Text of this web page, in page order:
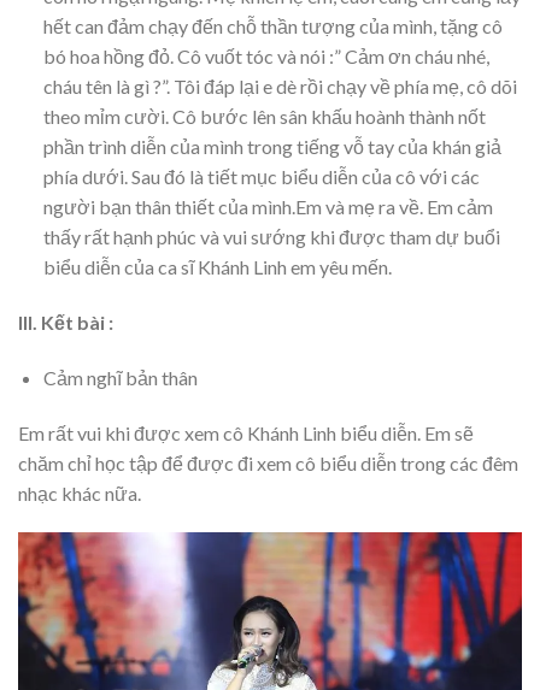
hết can đảm chạy đến chỗ thần tượng của mình, tặng cô
bó hoa hồng đỏ. Cô vuốt tóc và nói :” Cảm ơn cháu nhé,
cháu tên là gì ?”. Tôi đáp lại e dè rồi chạy về phía mẹ, cô dõi
theo mỉm cười. Cô bước lên sân khấu hoành thành nốt
phần trình diễn của mình trong tiếng vỗ tay của khán giả
phía dưới. Sau đó là tiết mục biểu diễn của cô với các
người bạn thân thiết của mình.Em và mẹ ra về. Em cảm
thấy rất hạnh phúc và vui sướng khi được tham dự buổi
biểu diễn của ca sĩ Khánh Linh em yêu mến.
III. Kết bài :
Cảm nghĩ bản thân
Em rất vui khi được xem cô Khánh Linh biểu diễn. Em sẽ
chăm chỉ học tập để được đi xem cô biểu diễn trong các đêm
nhạc khác nữa.